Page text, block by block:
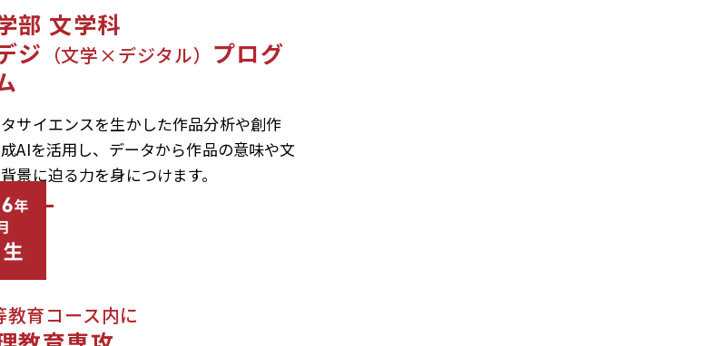
部 文学科
ジ （文学×デジタル） プログ
サイエンスを生かした作品分析や創作
AIを活用し、データから作品の意味や文
景に迫る力を身につけます。
見る
教育コース内に